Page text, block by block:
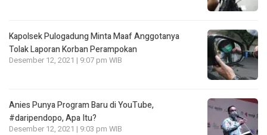
Kapolsek Pulogadung Minta Maaf Anggotanya
Tolak Laporan Korban Perampokan
Desember 12, 2021 | 9:07 pm WIB
Anies Punya Program Baru di YouTube,
#daripendopo, Apa Itu?
Desember 12, 2021 | 9:03 pm WIB